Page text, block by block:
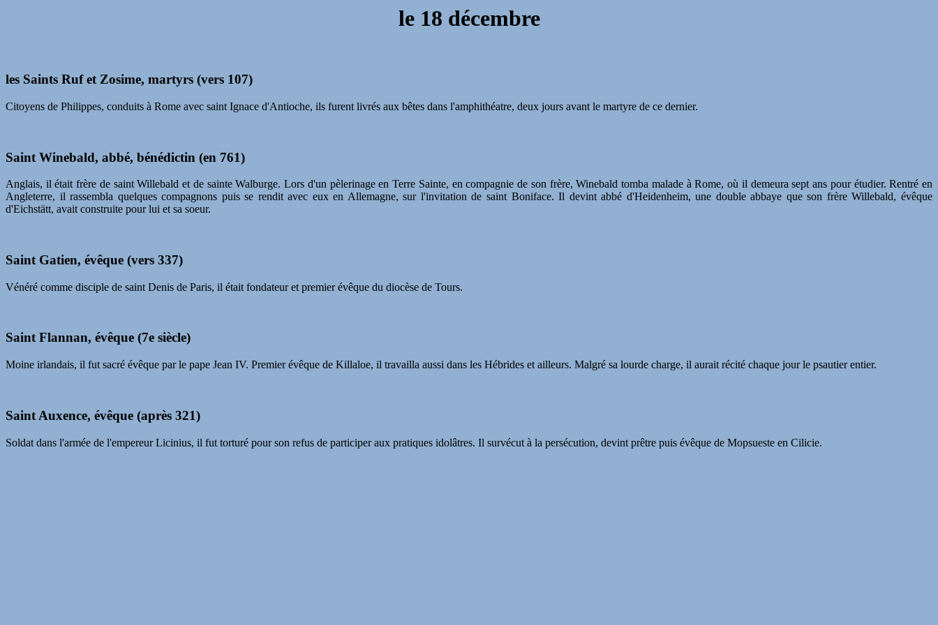
le 18 décembre
les Saints Ruf et Zosime, martyrs (vers 107)
Citoyens de Philippes, conduits à Rome avec saint Ignace d'Antioche, ils furent livrés aux bêtes dans l'amphithéatre, deux jours avant le martyre de ce dernier.
Saint Winebald, abbé, bénédictin (en 761)
Anglais, il était frère de saint Willebald et de sainte Walburge. Lors d'un pèlerinage en Terre Sainte, en compagnie de son frère, Winebald tomba malade à Rome, où il demeura sept ans pour étudier. Rentré en
Angleterre, il rassembla quelques compagnons puis se rendit avec eux en Allemagne, sur l'invitation de saint Boniface. Il devint abbé d'Heidenheim, une double abbaye que son frère Willebald, évêque
d'Eichstätt, avait construite pour lui et sa soeur.
Saint Gatien, évêque (vers 337)
Vénéré comme disciple de saint Denis de Paris, il était fondateur et premier évêque du diocèse de Tours.
Saint Flannan, évêque (7e siècle)
Moine irlandais, il fut sacré évêque par le pape Jean IV. Premier évêque de Killaloe, il travailla aussi dans les Hébrides et ailleurs. Malgré sa lourde charge, il aurait récité chaque jour le psautier entier.
Saint Auxence, évêque (après 321)
Soldat dans l'armée de l'empereur Licinius, il fut torturé pour son refus de participer aux pratiques idolâtres. Il survécut à la persécution, devint prêtre puis évêque de Mopsueste en Cilicie.